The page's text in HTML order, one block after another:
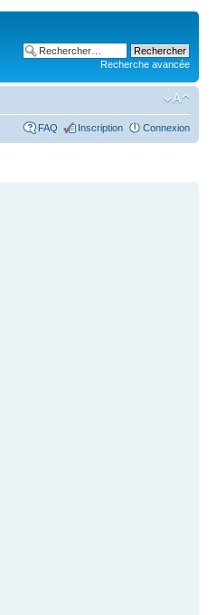
Recherche avancée
FAQ Inscription Connexion